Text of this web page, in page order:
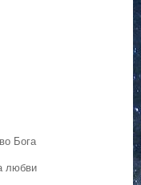
Бога
любви